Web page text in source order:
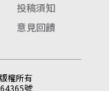
投稿須知
意見回饋
權所有
號